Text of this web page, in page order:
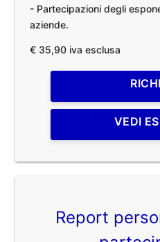
- Partecipazioni degli
aziende.
€ 35,90 iva esclusa
VEDI
Report